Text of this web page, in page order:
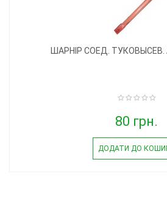
ШАРНІР СОЕД. ТУКОВЫСЕВ.
80 грн.
ДОДАТИ ДО